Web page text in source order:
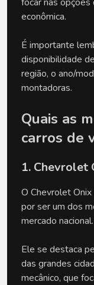
econômica.
É importante
disponibilidade
região, o ano/
montadoras.
Quais as
carros de
1. Chevrolet
O Chevrolet
por ser um dos
mercado nacional.
Ele se destaca
das grandes
mecânico, que